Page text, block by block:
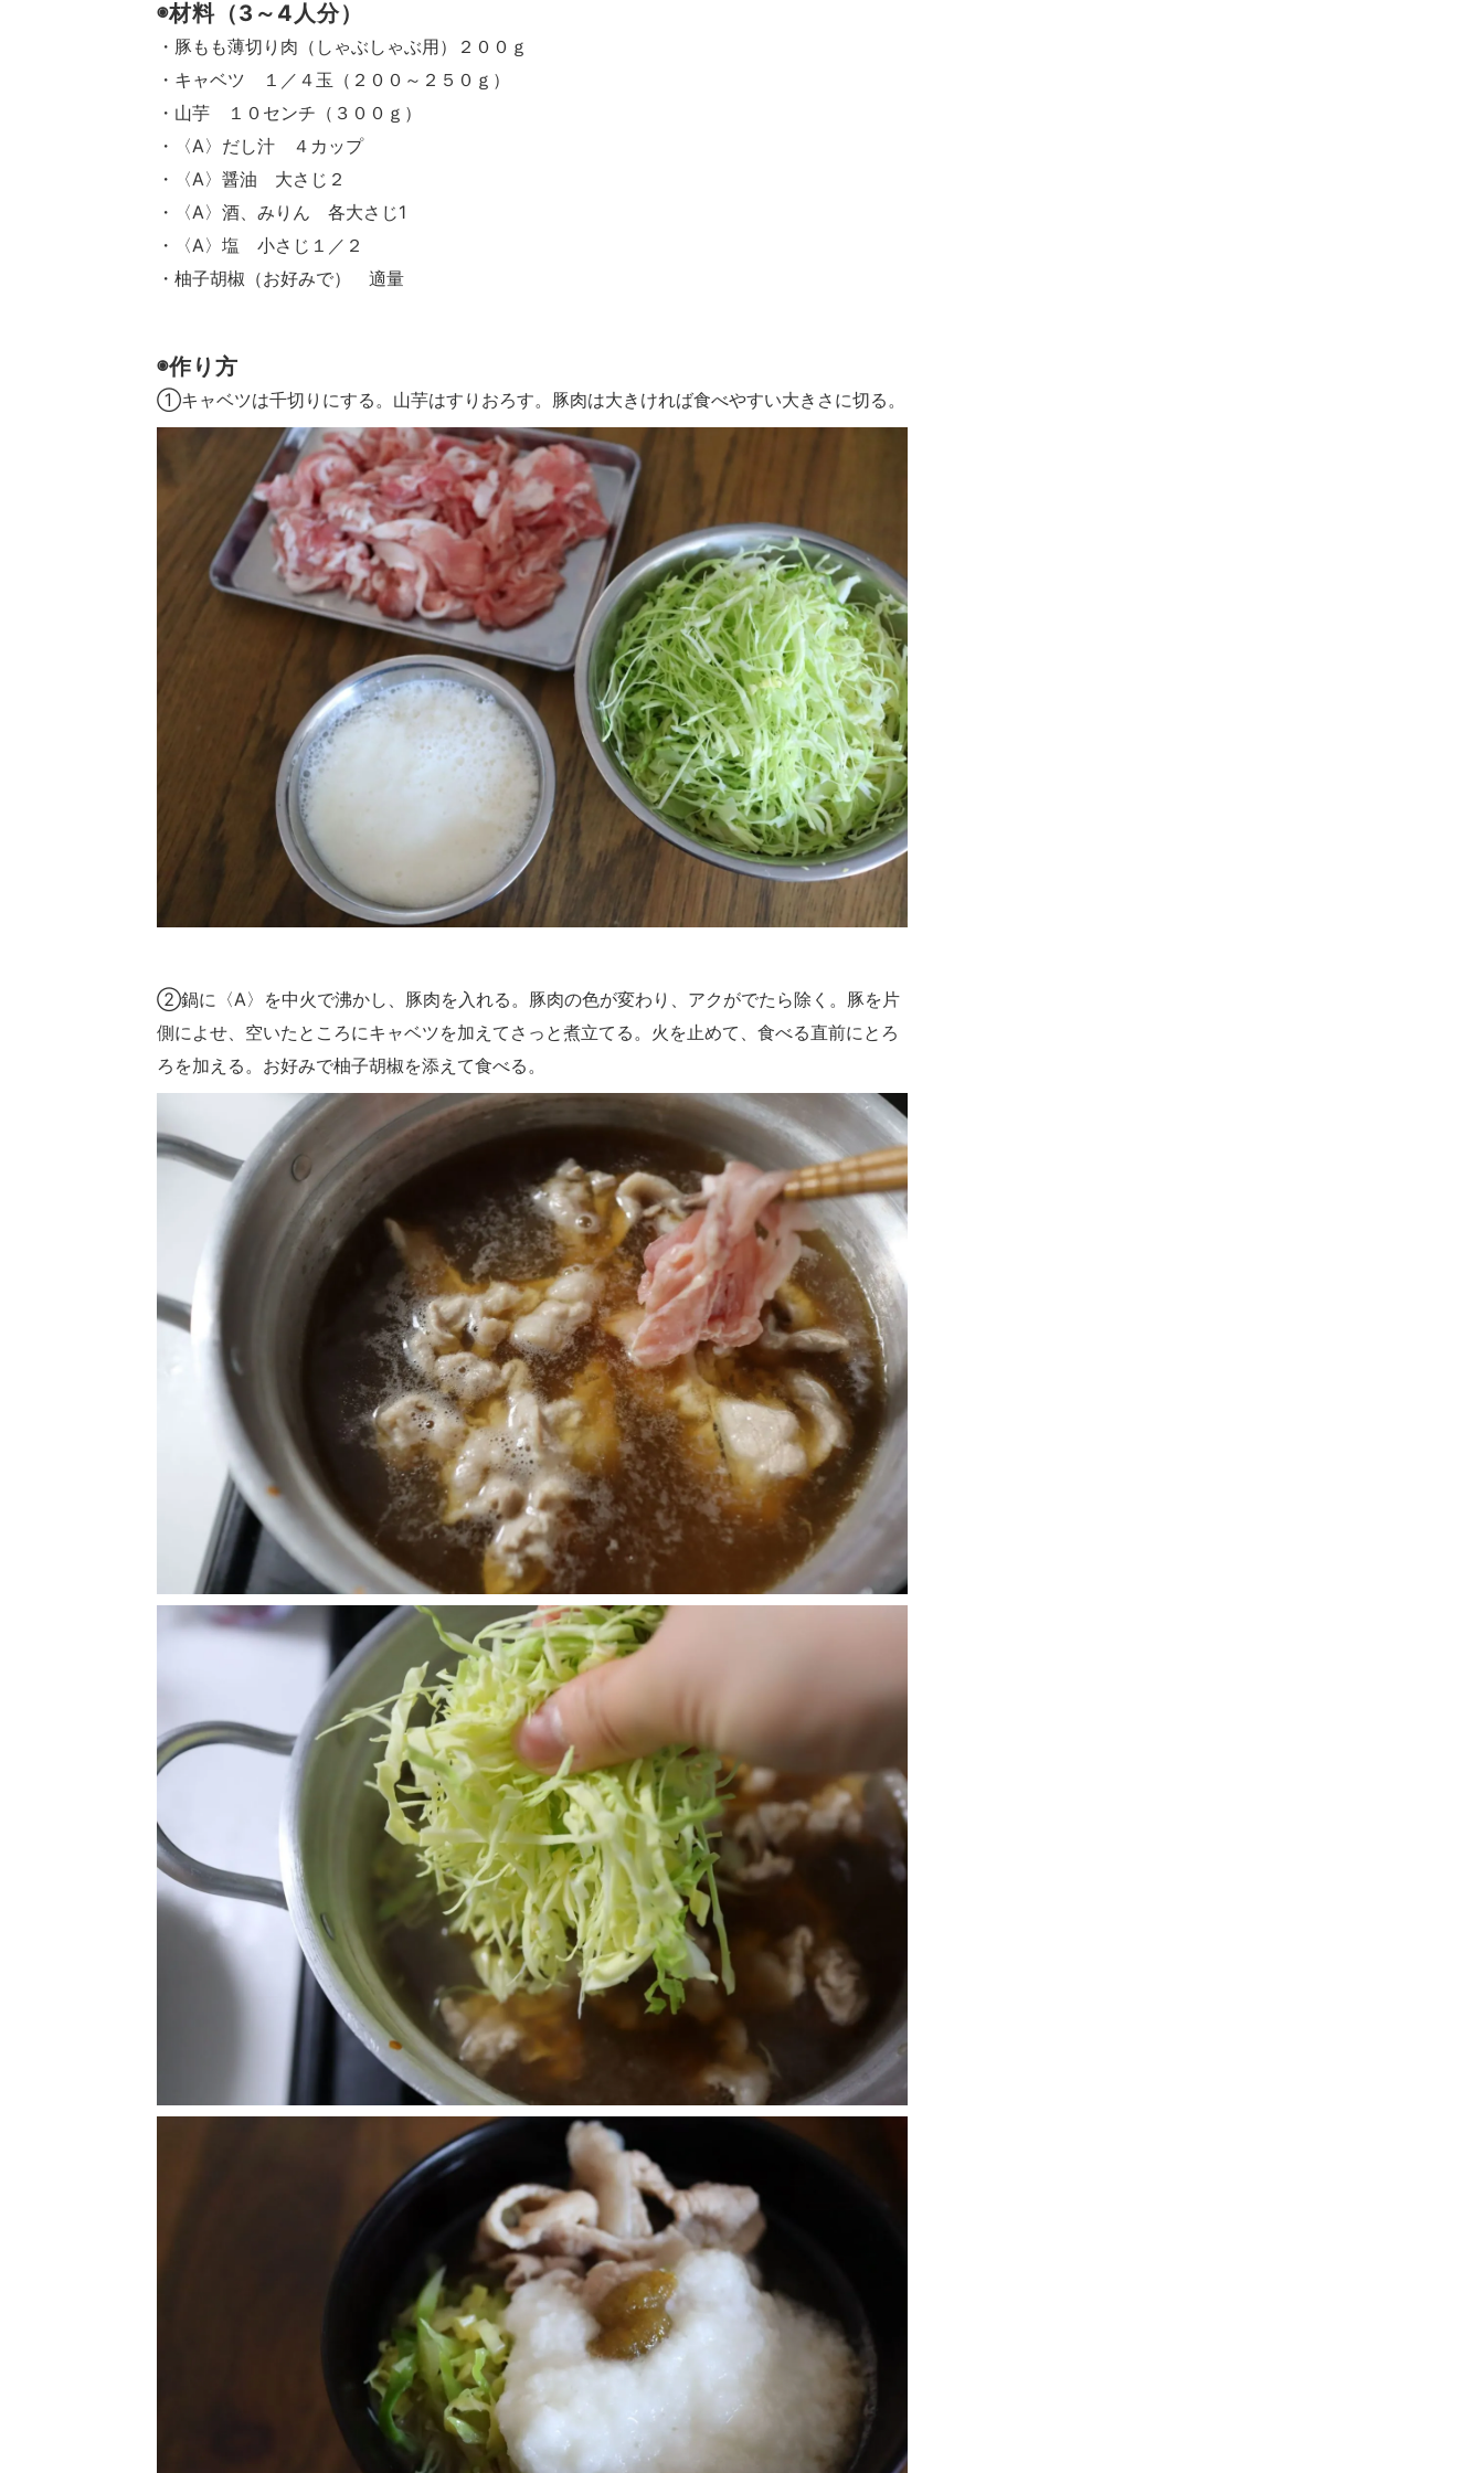
◉材料（3～4人分）
・豚もも薄切り肉（しゃぶしゃぶ用）２００ｇ
・キャベツ １／４玉（２００～２５０ｇ）
・山芋 １０センチ（３００ｇ）
・〈A〉だし汁 ４カップ
・〈A〉醤油 大さじ２
・〈A〉酒、みりん 各大さじ1
・〈A〉塩 小さじ１／２
・柚子胡椒（お好みで） 適量
◉作り方
①キャベツは千切りにする。山芋はすりおろす。豚肉は大きければ食べやすい大きさに切る。
②鍋に〈A〉を中火で沸かし、豚肉を入れる。豚肉の色が変わり、アクがでたら除く。豚を片
側によせ、空いたところにキャベツを加えてさっと煮立てる。火を止めて、食べる直前にとろ
ろを加える。お好みで柚子胡椒を添えて食べる。